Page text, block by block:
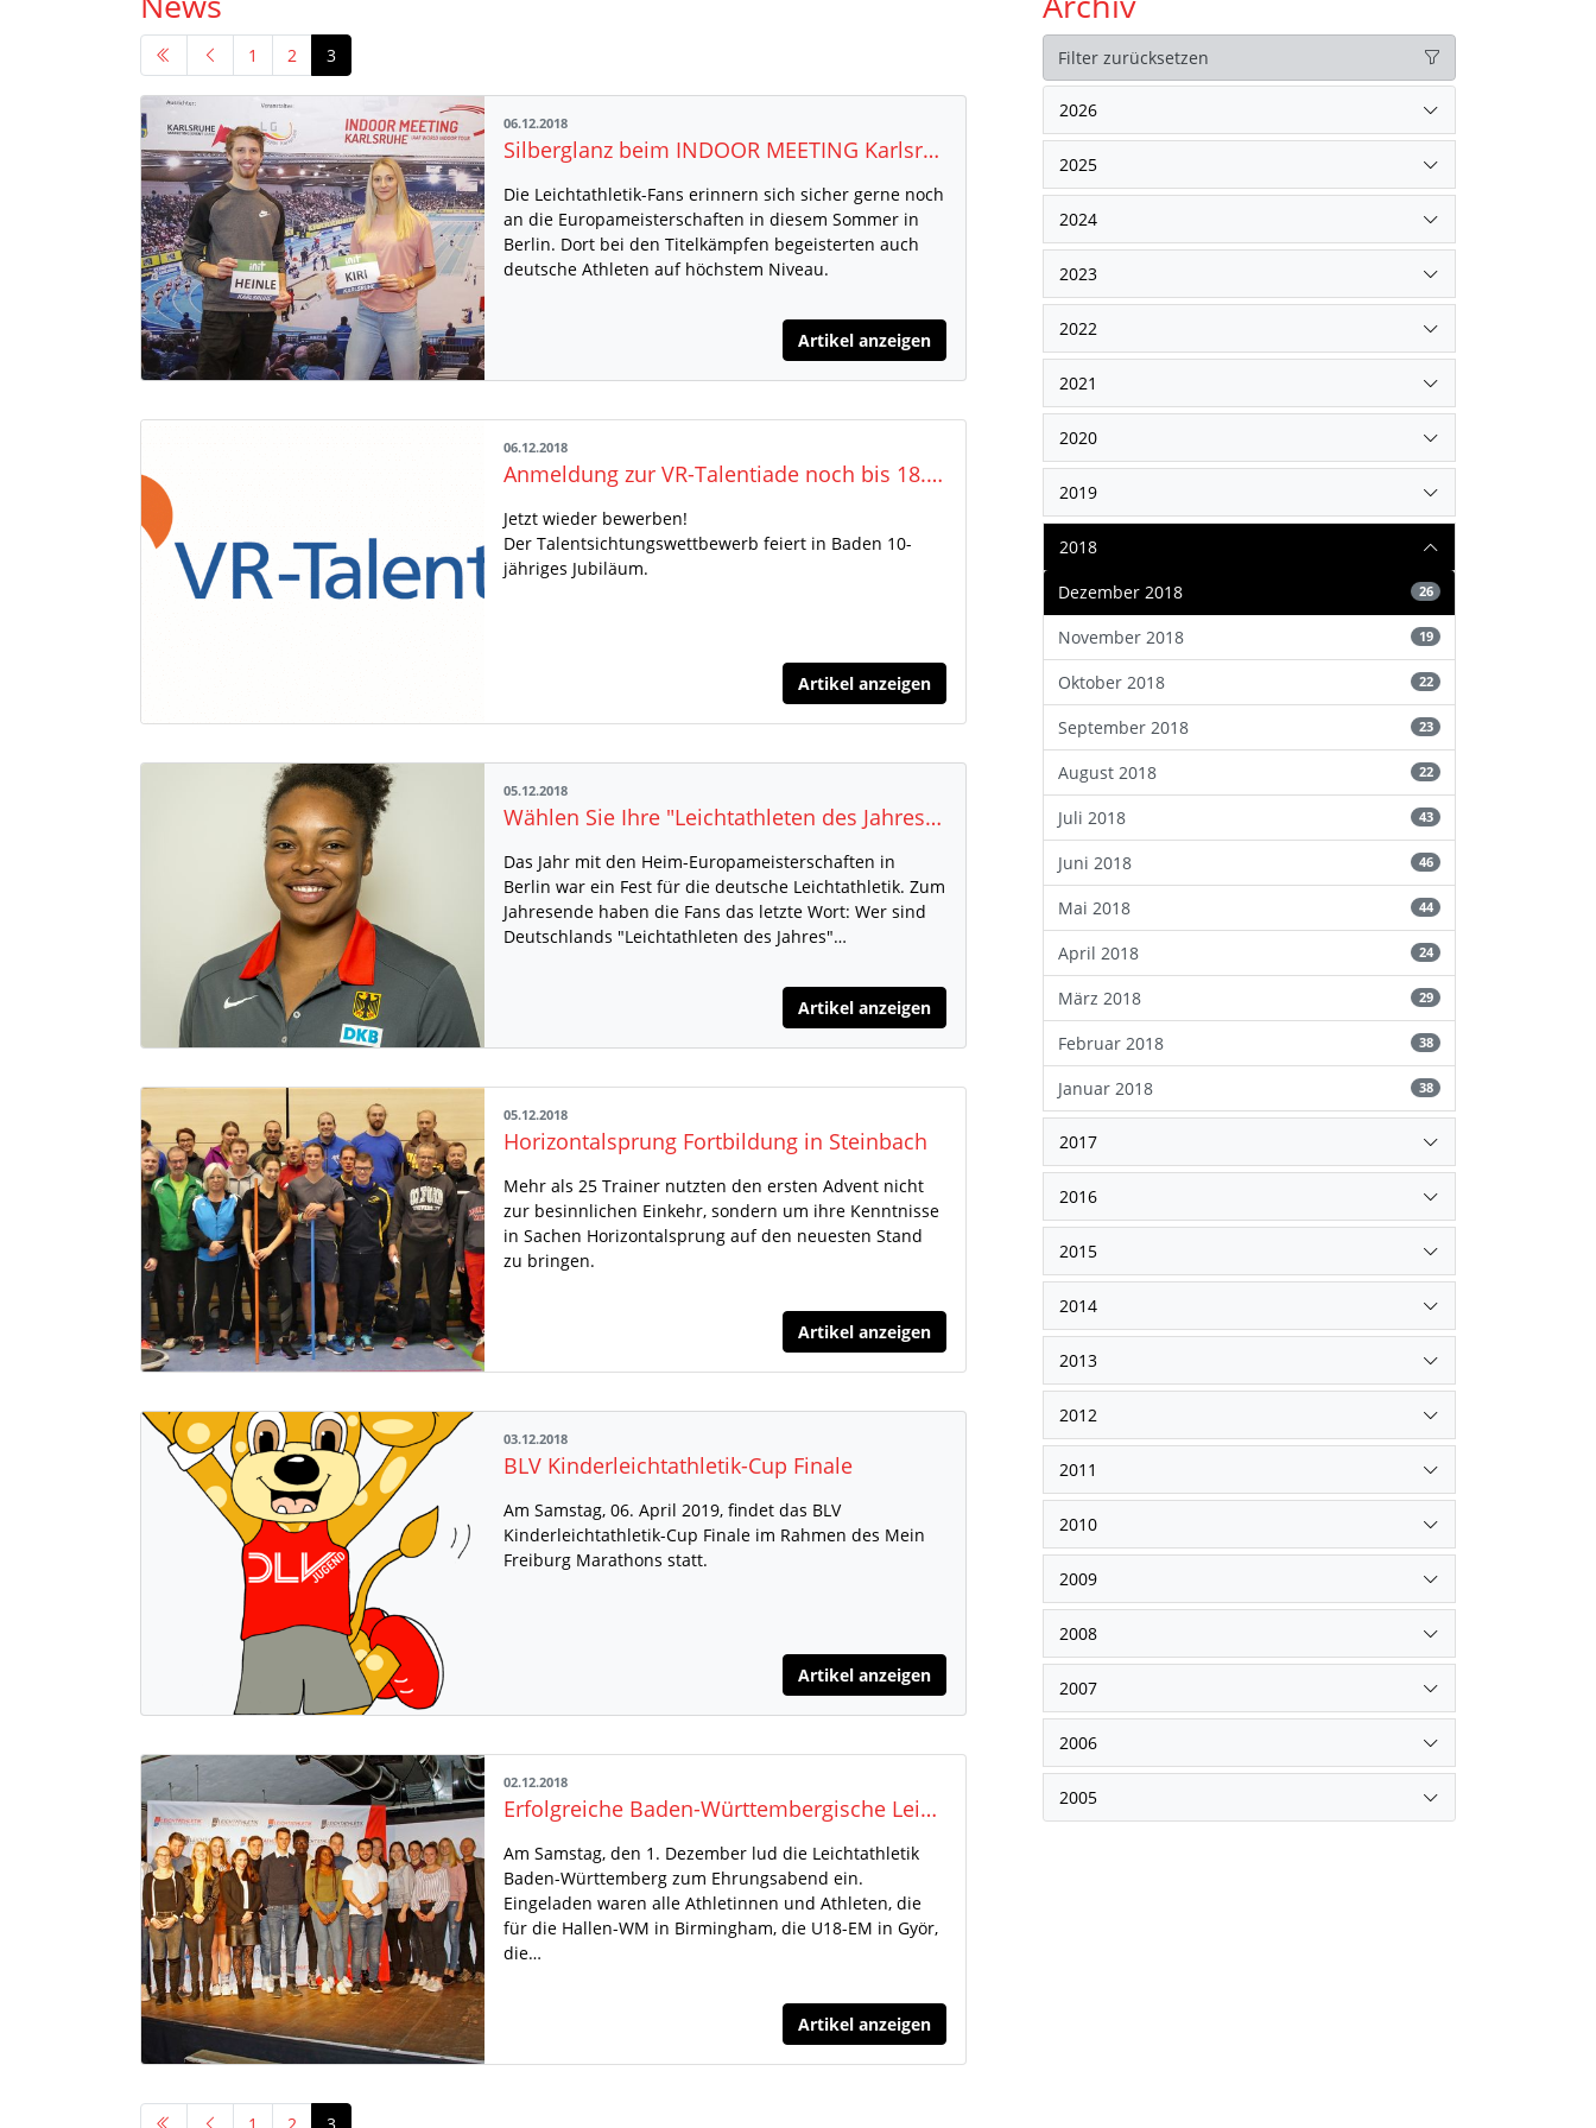
1 2 3
06.12.2018
Silberglanz beim INDOOR MEETING Karlsruhe<br> Kristin Gierisch und Fabian Heinle versprechen große Sprünge</br>
Die Leichtathletik-Fans erinnern sich sicher gerne noch
an die Europameisterschaften in diesem Sommer in
Berlin. Dort bei den Titelkämpfen begeisterten auch
deutsche Athleten auf höchstem Niveau.
Artikel anzeigen
06.12.2018
Anmeldung zur VR-Talentiade noch bis 18. Januar 2019
Jetzt wieder bewerben!
Der Talentsichtungswettbewerb feiert in Baden 10-
jähriges Jubiläum.
Artikel anzeigen
05.12.2018
Wählen Sie Ihre "Leichtathleten des Jahres" 2018!
Das Jahr mit den Heim-Europameisterschaften in
Berlin war ein Fest für die deutsche Leichtathletik. Zum
Jahresende haben die Fans das letzte Wort: Wer sind
Deutschlands "Leichtathleten des Jahres"…
Artikel anzeigen
05.12.2018
Horizontalsprung Fortbildung in Steinbach
Mehr als 25 Trainer nutzten den ersten Advent nicht
zur besinnlichen Einkehr, sondern um ihre Kenntnisse
in Sachen Horizontalsprung auf den neuesten Stand
zu bringen.
Artikel anzeigen
03.12.2018
BLV Kinderleichtathletik-Cup Finale
Am Samstag, 06. April 2019, findet das BLV
Kinderleichtathletik-Cup Finale im Rahmen des Mein
Freiburg Marathons statt.
Artikel anzeigen
02.12.2018
Erfolgreiche Baden-Württembergische Leichtathleten geehrt
Am Samstag, den 1. Dezember lud die Leichtathletik
Baden-Württemberg zum Ehrungsabend ein.
Eingeladen waren alle Athletinnen und Athleten, die
für die Hallen-WM in Birmingham, die U18-EM in Györ,
die…
Artikel anzeigen
1 2 3
Filter zurücksetzen
2026
2025
2024
2023
2022
2021
2020
2019
2018
Dezember 2018
26
November 2018 19
Oktober 2018 22
September 2018 23
August 2018 22
Juli 2018 43
Juni 2018 46
Mai 2018 44
April 2018 24
März 2018 29
Februar 2018 38
Januar 2018 38
2017
2016
2015
2014
2013
2012
2011
2010
2009
2008
2007
2006
2005